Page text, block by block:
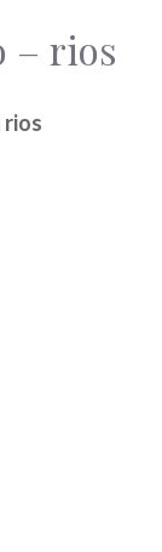
– rios
rios